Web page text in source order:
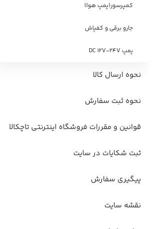
کمپرسور(پمپ هوا)
جارو برقی و کفپاش
پمپ DC 12V-24V
نحوه ارسال کالا
نحوه ثبت سفارش
قوانین و مقررات فروشگاه اینترنتی تاچکالا
ثبت شکایات در سایت
پیگیری سفارش
نقشه سایت